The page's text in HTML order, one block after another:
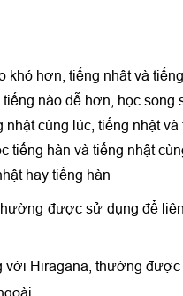
được sử dụng để
Hiragana, thường được